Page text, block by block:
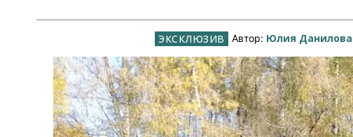
Автор: Юлия Данилова